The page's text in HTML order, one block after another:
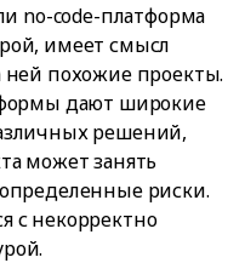
no-code-платформа
имеет смысл
ней похожие проекты.
дают широкие
решений,
может занять
риски.
с некорректно